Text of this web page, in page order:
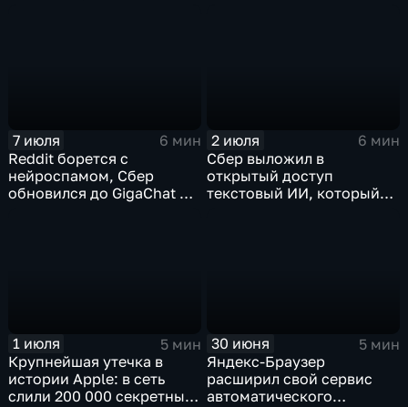
7 июля
6 мин
Reddit борется с
нейроспамом, Сбер
обновился до GigaChat 3.5
2 июля
6 мин
Сбер выложил в
открытый доступ
текстовый ИИ, который
1 июля
5 мин
Крупнейшая утечка в
истории Apple: в сеть
слили 200 000 секретных
30 июня
5 мин
Яндекс-Браузер
расширил свой сервис
автоматического